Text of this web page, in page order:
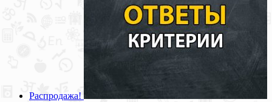
Распродажа!